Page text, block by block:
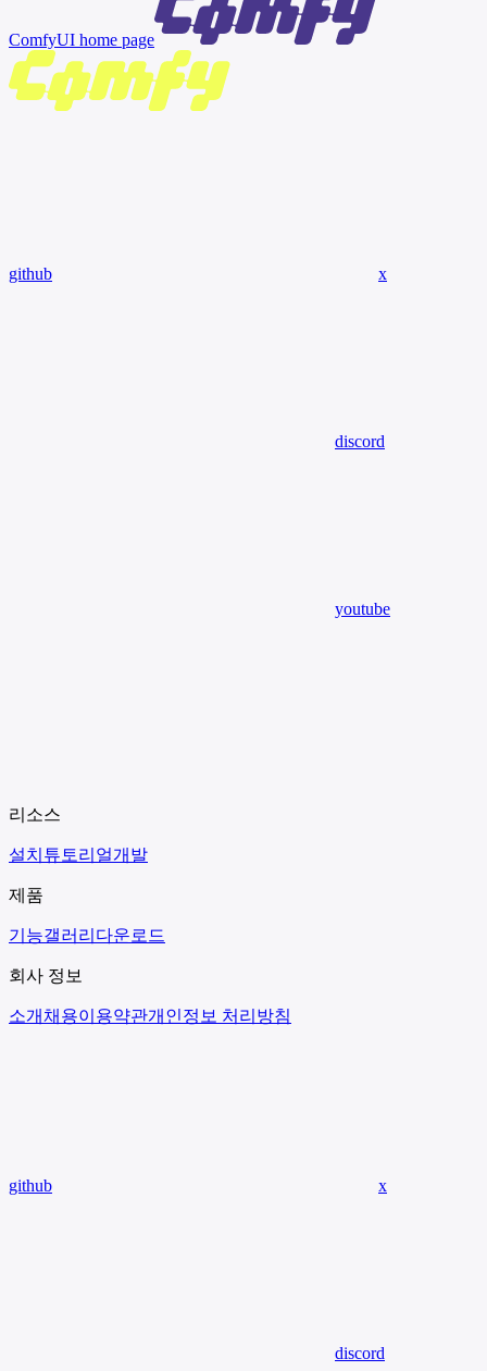
ComfyUI home page
github x
discord
youtube
리소스
설치 튜토리얼개발
제품
기능갤러리 다운로드
회사 정보
소개 채용이용약관개인정보 처리방침
github x
discord